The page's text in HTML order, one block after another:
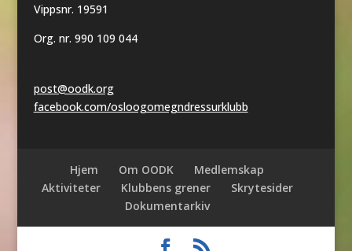
Vippsnr. 19591
Org. nr. 990 109 044
post@oodk.org
facebook.com/osloogomegndressurklubb
Hjem Om OODK
Medlemskap
Aktiviteter
Klubbens grener
Skrytesider
Dokumentarkiv